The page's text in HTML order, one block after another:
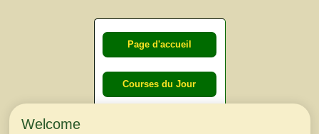
Page d'accueil
Courses du Jour
Welcome